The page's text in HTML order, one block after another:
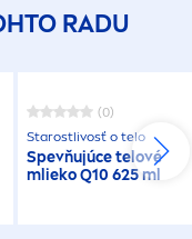
RADU
(0)
Starostlivosť o telo
Spevňujúce telové
mlieko Q10 625 ml